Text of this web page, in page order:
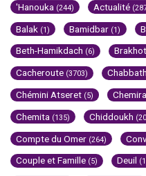
'Hanouka (244) Actualité
Balak (1) Bamidbar (1)
Beth-Hamikdach (6) Brakhot
Cacheroute (3703) Chabbath
Chémini Atseret (5)
Chemita (135) Chiddoukh
Compte du Omer (264)
Couple et Famille (5) Deuil